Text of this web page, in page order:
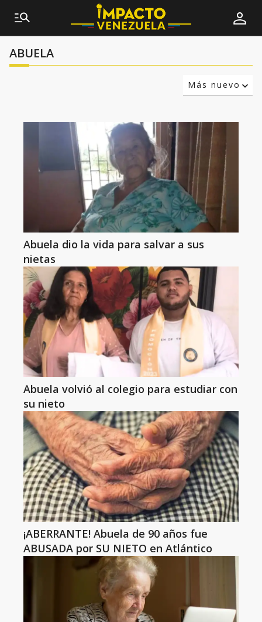
ABUELA
Más nuevo
Abuela dio la vida para salvar a sus
nietas
Abuela volvió al colegio para estudiar con
su nieto
¡ABERRANTE! Abuela de 90 años fue
ABUSADA por SU NIETO en Atlántico